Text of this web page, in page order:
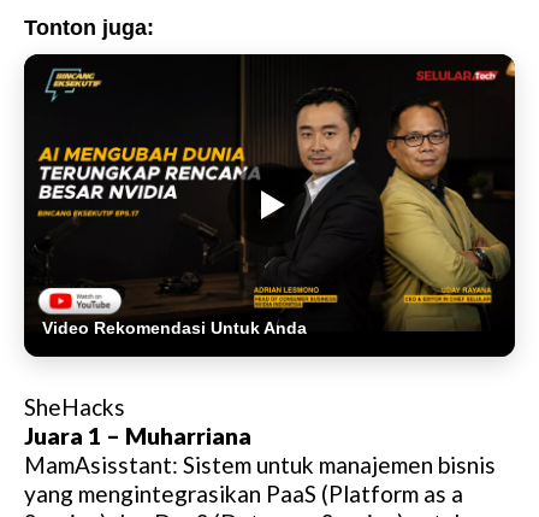
Tonton juga:
Video Rekomendasi Untuk Anda
SheHacks
Juara 1 – Muharriana
MamAsisstant: Sistem untuk manajemen bisnis
yang mengintegrasikan PaaS (Platform as a